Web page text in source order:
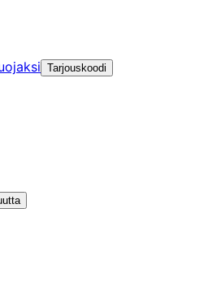
Tarjouskoodi